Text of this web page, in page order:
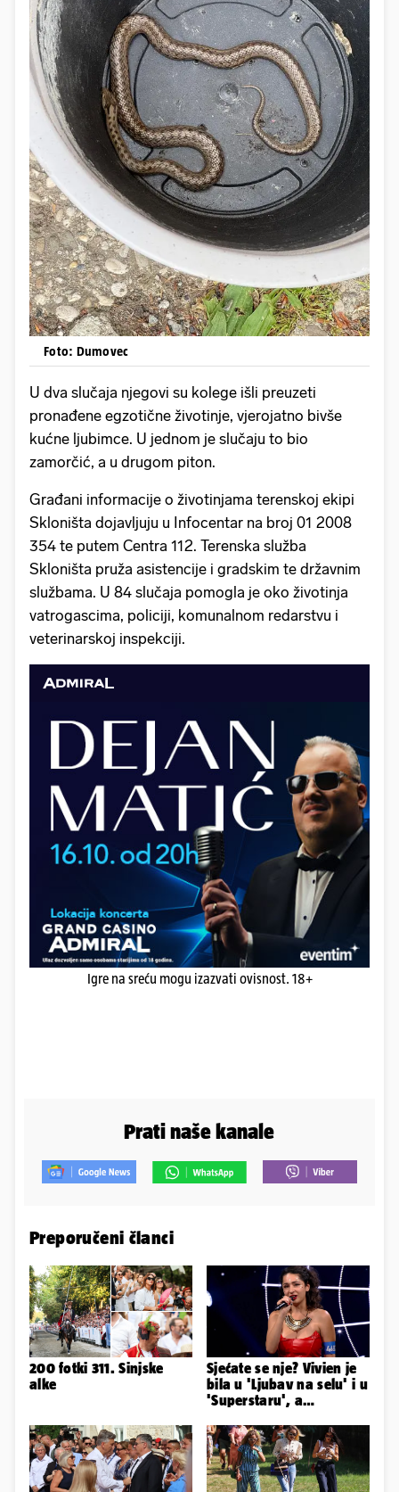
Foto: Dumovec
U dva slučaja njegovi su kolege išli preuzeti
pronađene egzotične životinje, vjerojatno bivše
kućne ljubimce. U jednom je slučaju to bio
zamorčić, a u drugom piton.
Građani informacije o životinjama terenskoj ekipi
Skloništa dojavljuju u Infocentar na broj 01 2008
354 te putem Centra 112. Terenska služba
Skloništa pruža asistencije i gradskim te državnim
službama. U 84 slučaja pomogla je oko životinja
vatrogascima, policiji, komunalnom redarstvu i
veterinarskoj inspekciji.
Igre na sreću mogu izazvati ovisnost. 18+
Prati naše kanale
Preporučeni članci
200 fotki 311. Sinjske
alke
Sjećate se nje? Vivien je
bila u 'Ljubav na selu' i u
'Superstaru', a
izgleda